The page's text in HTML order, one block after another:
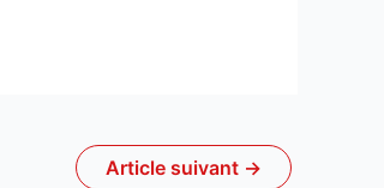
Article suivant →